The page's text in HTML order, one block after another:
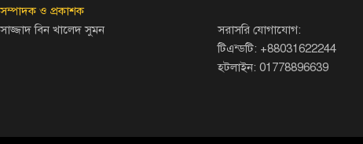
সম্পাদক ও প্রকাশক
সাজ্জাদ বিন খালেদ সুমন
সরাসরি যোগাযোগ:
টিএন্ডটি: +88031622244
হটলাইন: 01778896639